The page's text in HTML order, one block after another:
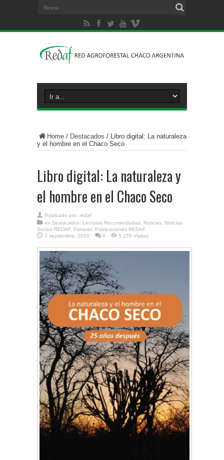
Home / Destacados / Libro digital: La naturaleza
y el hombre en el Chaco Seco
Libro digital: La naturaleza y
el hombre en el Chaco Seco
Publicado por: redaf
en Destacados Lecturas Recomendadas Noticias
Noticias
Socios REDAF, Portada
Publicaciones REDAF
7 septiembre, 2020
0 5,155 Visitas